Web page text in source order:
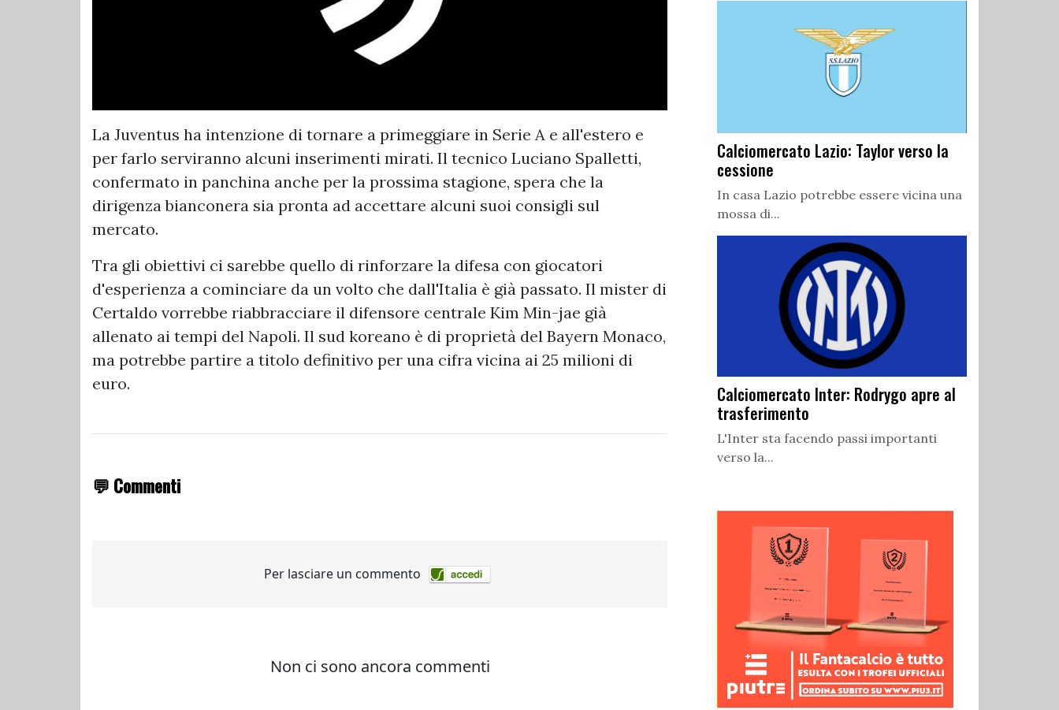
La Juventus ha intenzione di tornare a primeggiare in Serie A e all'estero e
per farlo serviranno alcuni inserimenti mirati. Il tecnico Luciano Spalletti,
confermato in panchina anche per la prossima stagione, spera che la
dirigenza bianconera sia pronta ad accettare alcuni suoi consigli sul
mercato.
Tra gli obiettivi ci sarebbe quello di rinforzare la difesa con giocatori
d'esperienza a cominciare da un volto che dall'Italia è già passato. Il mister di
Certaldo vorrebbe riabbracciare il difensore centrale Kim Min-jae già
allenato ai tempi del Napoli. Il sud koreano è di proprietà del Bayern Monaco,
ma potrebbe partire a titolo definitivo per una cifra vicina ai 25 milioni di
euro.
💬 Commenti
Calciomercato Lazio: Taylor verso la
cessione
In casa Lazio potrebbe essere vicina una
mossa di...
Calciomercato Inter: Rodrygo apre al
trasferimento
L'Inter sta facendo passi importanti
verso la...